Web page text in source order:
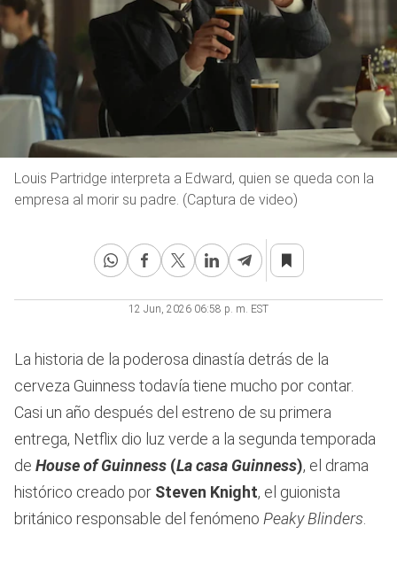
Louis Partridge interpreta a Edward, quien se queda con la
empresa al morir su padre. (Captura de video)
12 Jun, 2026 06:58 p. m. EST
La historia de la poderosa dinastía detrás de la
cerveza Guinness todavía tiene mucho por contar.
Casi un año después del estreno de su primera
entrega, Netflix dio luz verde a la segunda temporada
de House of Guinness (La casa Guinness), el drama
histórico creado por Steven Knight, el guionista
británico responsable del fenómeno Peaky Blinders